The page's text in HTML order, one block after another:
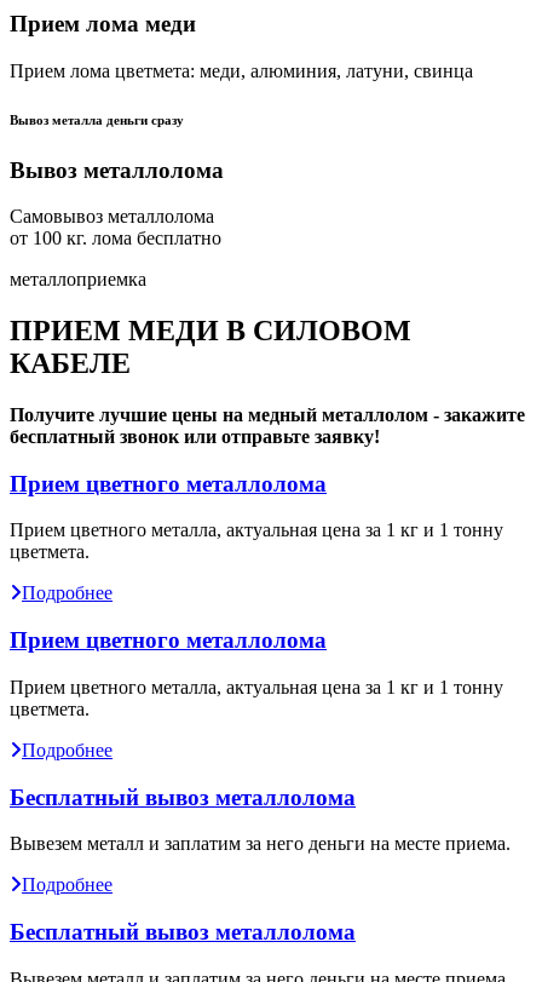
Прием лома меди
Прием лома цветмета: меди, алюминия, латуни, свинца
Вывоз металла деньги сразу
Вывоз металлолома
Самовывоз металлолома
от 100 кг. лома бесплатно
металлоприемка
ПРИЕМ МЕДИ В СИЛОВОМ
КАБЕЛЕ
Получите лучшие цены на медный металлолом - закажите
бесплатный звонок или отправьте заявку!
Прием цветного металлолома
Прием цветного металла, актуальная цена за 1 кг и 1 тонну
цветмета.
Подробнее
Прием цветного металлолома
Прием цветного металла, актуальная цена за 1 кг и 1 тонну
цветмета.
Подробнее
Бесплатный вывоз металлолома
Вывезем металл и заплатим за него деньги на месте приема.
Подробнее
Бесплатный вывоз металлолома